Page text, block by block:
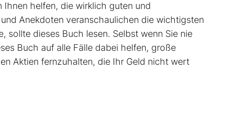
helfen, die wirklich guten und
Anekdoten veranschaulichen die wichtigsten
sollte dieses Buch lesen. Selbst wenn Sie nie
Buch auf alle Fälle dabei helfen, große
Aktien fernzuhalten, die Ihr Geld nicht wert